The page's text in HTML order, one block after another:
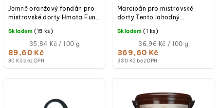
80 Kč bez DPH
89,60 Kč
Měrná
cena:
(jednotková
35,84 Kč / 100 g
Skladem (15 ks)
Jemně oranžový fondán pro
mistrovské dorty Hmota Fun
všechny cukráře a pekaře,
330 Kč bez DPH
369,60 Kč
Měrná
cena:
(jednotková
36,96 Kč / 100 g
Skladem (1 ks)
Marcipán pro mistrovské
dorty Tento lahodný
zpracovává, je extrémně
pružný a hladký, což...